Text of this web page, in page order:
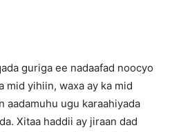
guriga ee nadaafad noocyo
mid yihiin, waxa ay ka mid
aadamuhu ugu karaahiyada
Xitaa haddii ay jiraan dad